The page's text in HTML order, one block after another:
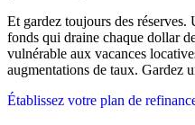
Et gardez toujours des
fonds qui draine chaque dollar
vulnérable aux vacances
augmentations de taux. Gardez
Établissez votre plan de